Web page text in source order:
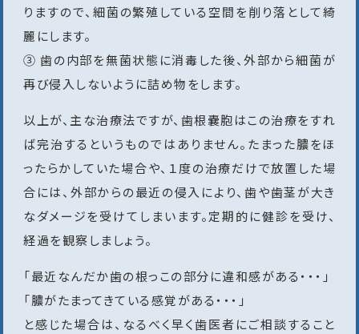
りますので、細菌の繁殖している空間を削り落として綺
麗にします。
③ 歯の内部を無菌状態に消毒した後、外部から細菌が
再び侵入しないように詰め物をします。
以上が、主な治療法ですが、歯根嚢胞はこの治療をすれ
ば完治するというものではありません。たまった膿をほ
ったらかしていた場合や、１度の治療だけで放置した場
合には、外部からの最近の侵入により、歯や歯茎が大き
なダメージを受けてしまいます。定期的に健診を受け、
経過を観察しましょう。
「最近なんだか歯の根っこの部分に違和感がある・・・」
「膿がたまってきている感覚がある・・・」
と感じた場合は、なるべく早く歯医者にご相談すること